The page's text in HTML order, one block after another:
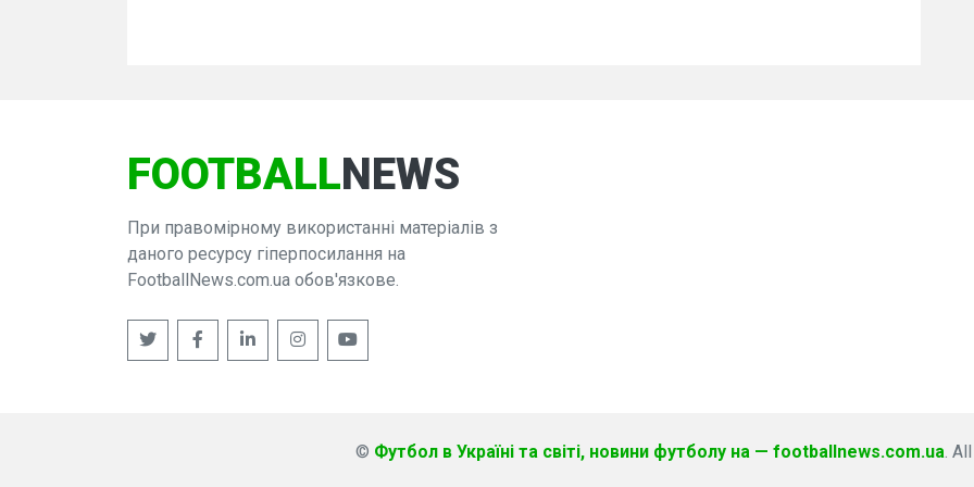
FOOTBALLNEWS
При правомірному використанні матеріалів з
даного ресурсу гіперпосилання на
FootballNews.com.ua обов'язкове.
© Футбол в Україні та світі, новини футболу на — footballnews.com.ua.